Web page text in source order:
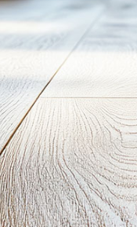
廃
詳し
いのギャラリー